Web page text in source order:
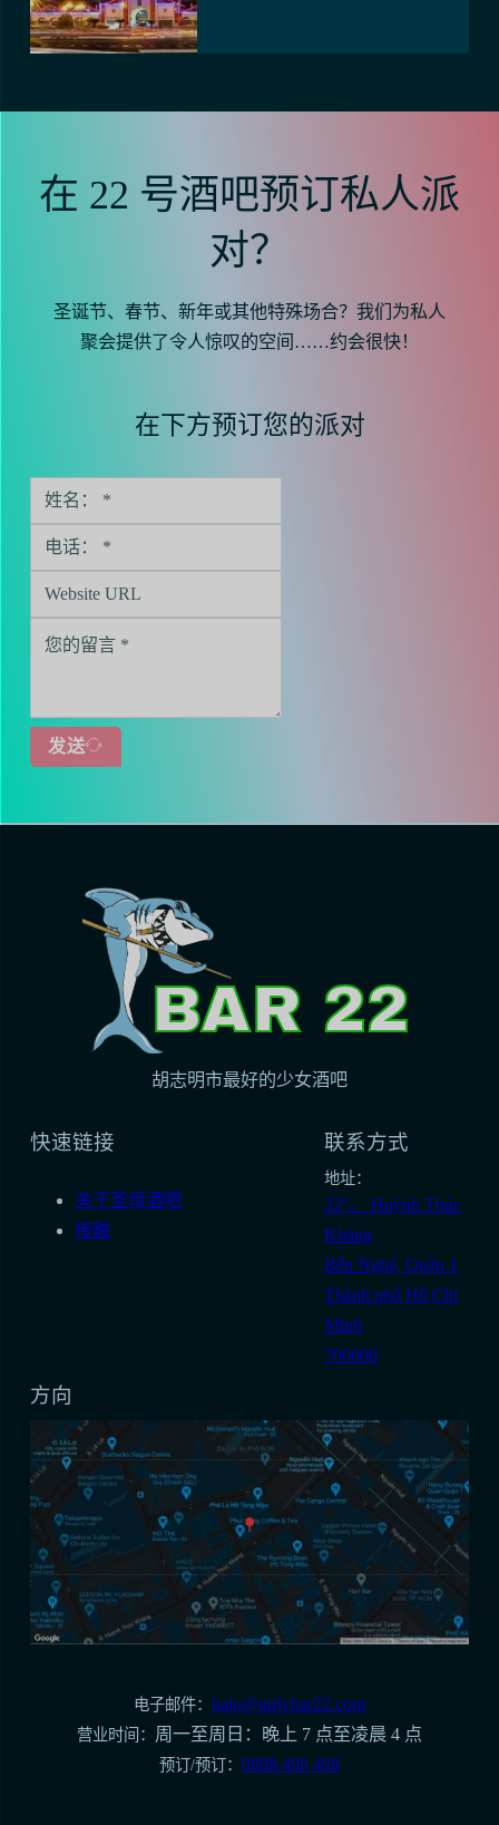
在 22 号酒吧预订私人派
对？
圣诞节、春节、新年或其他特殊场合？我们为私人
聚会提供了令人惊叹的空间……约会很快！
在下方预订您的派对
发送
胡志明市最好的少女酒吧
快速链接
关于圣母酒吧
接触
联系方式
地址：
22°。 Huỳnh Thúc
Kháng
Bến Nghé, Quận 1
Thành phố Hồ Chí
Minh
700000
方向
电子邮件： halo@girlybar22.com
营业时间： 周一至周日：晚上 7 点至凌晨 4 点
预订/预订： 0898 498 498